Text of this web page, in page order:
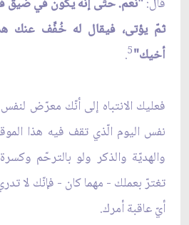
ثمّ يؤتى، فيقال له خُفِّف عنك
أخيك"5
.
فعليك الانتباه إلى أنّك معرّض
نفس اليوم الّذي تقف فيه هذا
والهديّة والذكر ولو بالترحّم
تغترّ بعملك - مهما كان - فإنّك لا
أيّ عاقبة أمرك.